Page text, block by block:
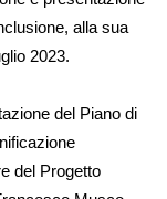
alla sua
2023.
del Piano di
del Progetto